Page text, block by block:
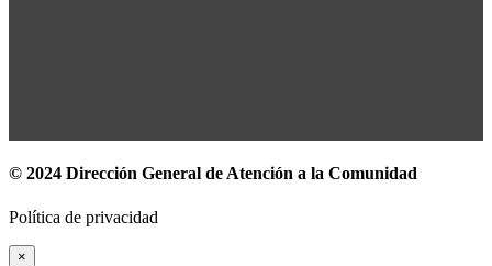
© 2024 Dirección General de Atención a la Comunidad
Política de privacidad
×